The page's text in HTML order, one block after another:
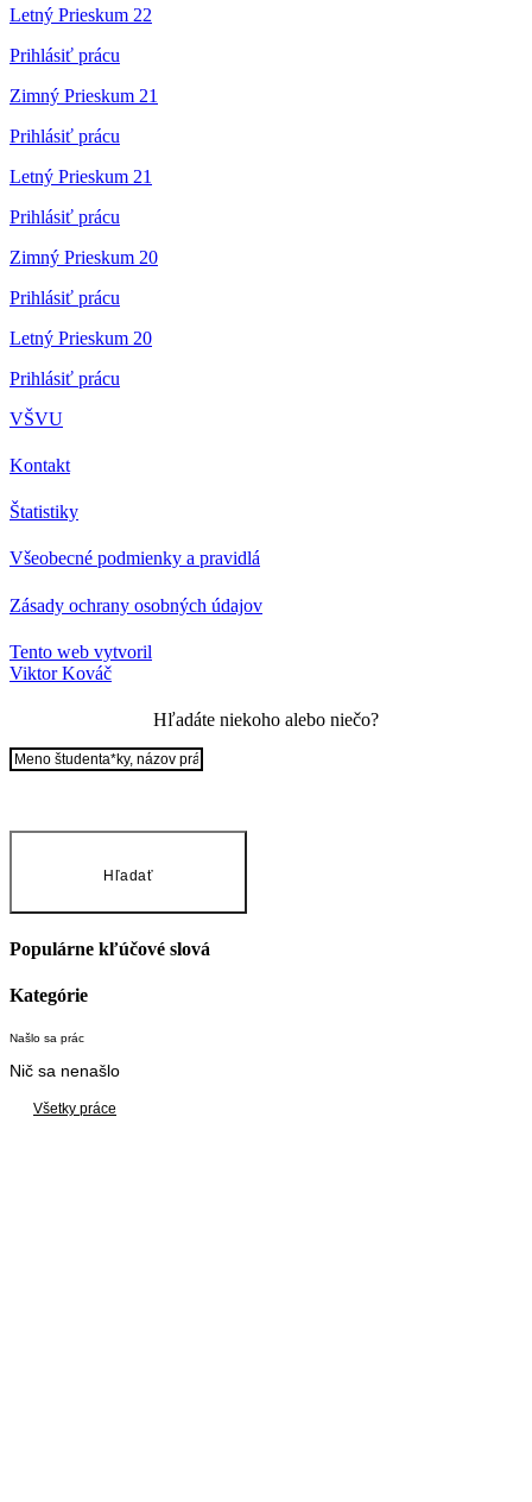
Letný Prieskum 22
Prihlásiť prácu
Zimný Prieskum 21
Prihlásiť prácu
Letný Prieskum 21
Prihlásiť prácu
Zimný Prieskum 20
Prihlásiť prácu
Letný Prieskum 20
Prihlásiť prácu
VŠVU
Kontakt
Štatistiky
Všeobecné podmienky a pravidlá
Zásady ochrany osobných údajov
Tento web vytvoril
Viktor Kováč
Hľadáte niekoho alebo niečo?
Hľadať
Populárne kľúčové slová
Kategórie
Našlo sa prác
Nič sa nenašlo
Všetky práce